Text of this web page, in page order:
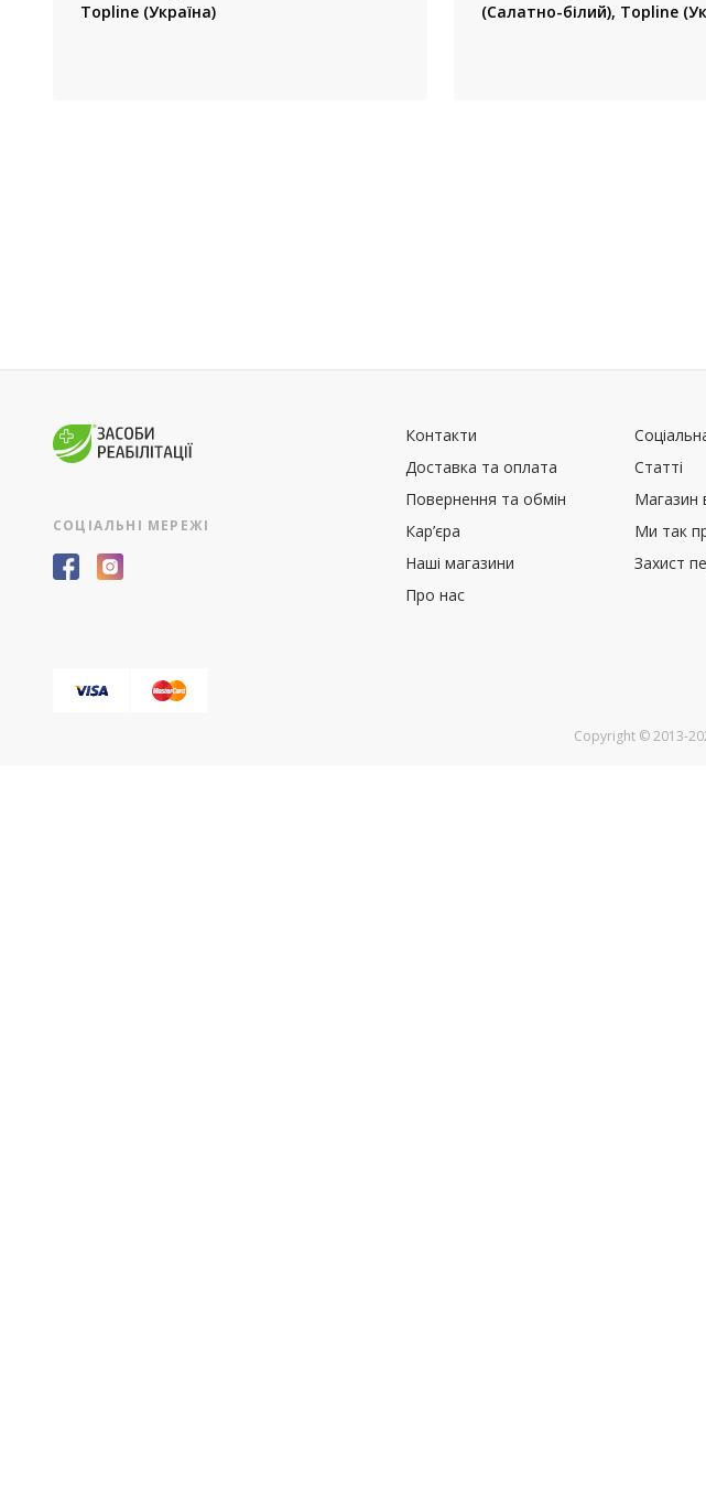
Topline (Україна)
(Салатно-білий), Topline
СОЦІАЛЬНІ МЕРЕЖІ
Контакти
Доставка та оплата
Повернення та обмін
Кар’єра
Наші магазини
Про нас
Статті
Магазин
Ми так
Захист
Copyright © 2013-